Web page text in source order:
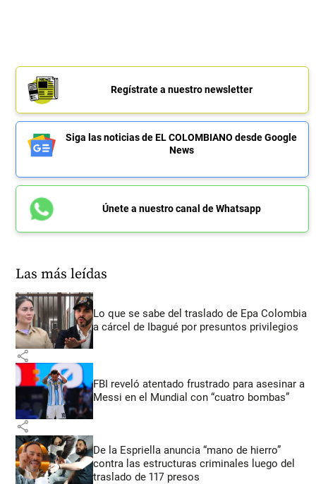
Regístrate a nuestro newsletter
Siga las noticias de EL COLOMBIANO desde Google
News
Únete a nuestro canal de Whatsapp
Las más leídas
Lo que se sabe del traslado de Epa Colombia
a cárcel de Ibagué por presuntos privilegios
share
FBI reveló atentado frustrado para asesinar a
Messi en el Mundial con “cuatro bombas”
share
De la Espriella anuncia “mano de hierro”
contra las estructuras criminales luego del
traslado de 117 presos